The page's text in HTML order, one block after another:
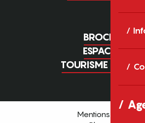
BROCHURES
ESPACE PRO
TOURISME
Mentions légales